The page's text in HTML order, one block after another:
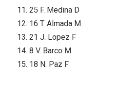
25 F. Medina D
16 T. Almada M
21 J. Lopez F
8 V. Barco M
18 N. Paz F